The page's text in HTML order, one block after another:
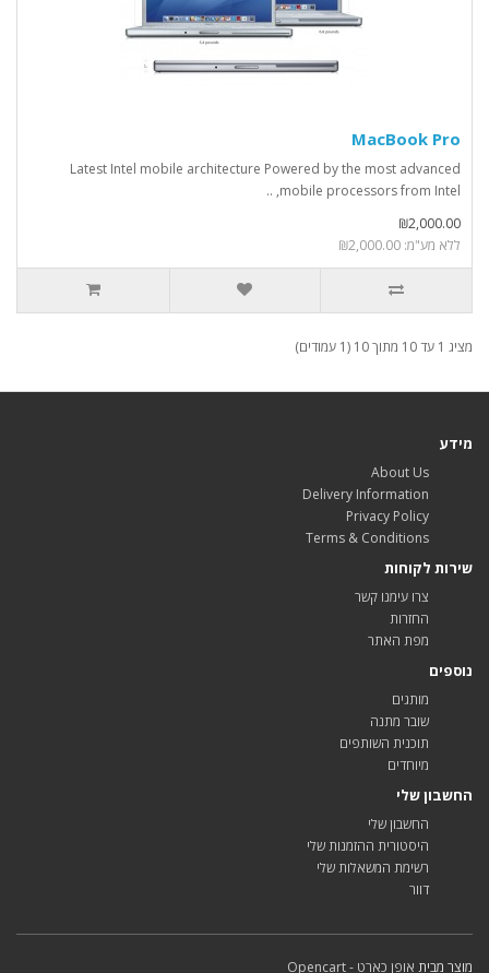
MacBook Pro
Latest Intel mobile architecture Powered by the most advanced
mobile processors from Intel, ..
₪2,000.00
ללא מע"מ: ₪2,000.00
מציג 1 עד 10 מתוך 10 (1 עמודים)
מידע
About Us
Delivery Information
Privacy Policy
Terms & Conditions
שירות לקוחות
צרו עימנו קשר
החזרות
מפת האתר
נוספים
מותגים
שובר מתנה
תוכנית השותפים
מיוחדים
החשבון שלי
החשבון שלי
היסטורית ההזמנות שלי
רשימת המשאלות שלי
דוור
מוצר מבית אופן כארט - Opencart